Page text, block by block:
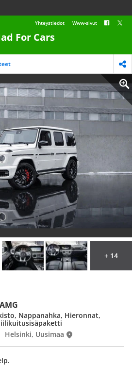
For Cars
Yhteystiedot Www-sivut
Nappanahka, Hieronnat,
Helsinki, Uusimaa
+ 14